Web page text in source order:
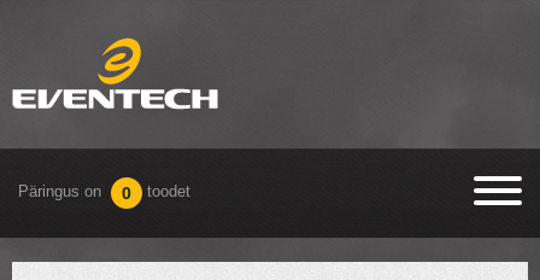
Päringus on 0 toodet